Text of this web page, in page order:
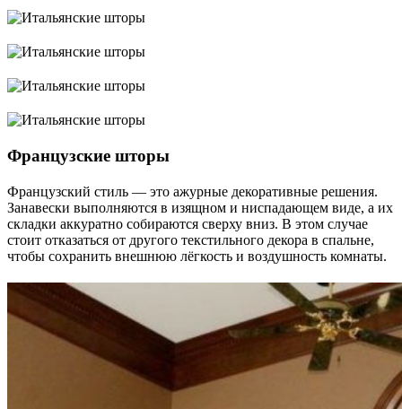
Французские шторы
Французский стиль ― это ажурные декоративные решения.
Занавески выполняются в изящном и ниспадающем виде, а их
складки аккуратно собираются сверху вниз. В этом случае
стоит отказаться от другого текстильного декора в спальне,
чтобы сохранить внешнюю лёгкость и воздушность комнаты.